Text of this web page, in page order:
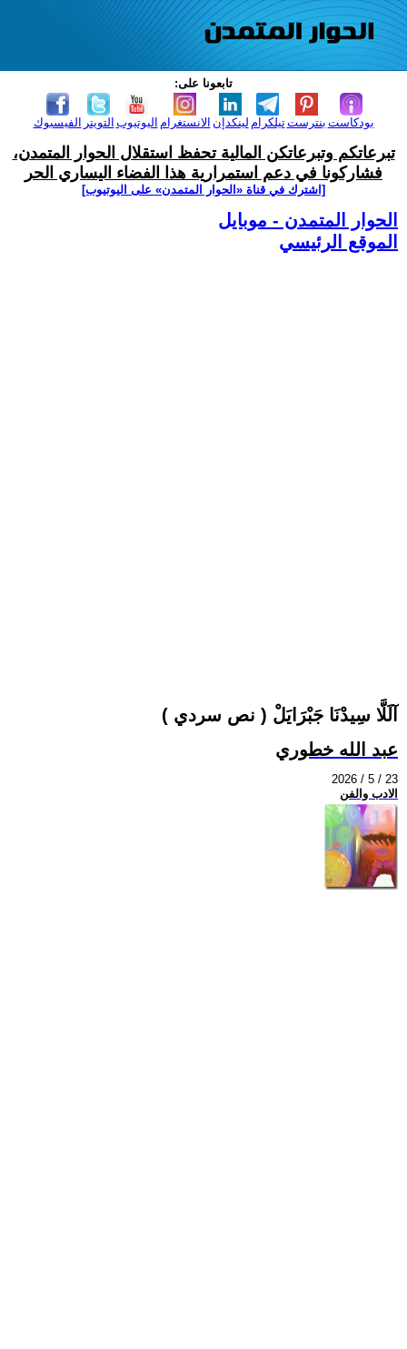
تابعونا على:
الفيسبوك التويتر اليوتيوب الانستغرام لينكدإن تيلكرامبنترست بودكاست
تبرعاتكم وتبرعاتكن المالية تحفظ استقلال الحوار المتمدن،
فشاركونا في دعم استمرارية هذا الفضاء اليساري الحر
[اشترك في قناة ‫«الحوار المتمدن» على اليوتيوب]
الحوار المتمدن - موبايل
الموقع الرئيسي
آلَلَّا سِيدْنَا جَبْرَايَلْ ( نص سردي )
عبد الله خطوري
2026 / 5 / 23
الادب والفن